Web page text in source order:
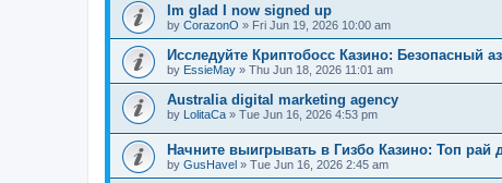
Im glad I now signed up
by CorazonO » Fri Jun 19, 2026 10:00 am
Исследуйте Криптобосс Казино: Безопасный
by EssieMay » Thu Jun 18, 2026 11:01 am
Australia digital marketing agency
by LolitaCa » Tue Jun 16, 2026 4:53 pm
Начните выигрывать в Гизбо Казино: Топ рай
by GusHavel » Tue Jun 16, 2026 2:45 am